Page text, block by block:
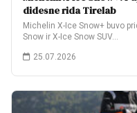
didesne rida Tirelab
Michelin X-Ice Snow+ buvo
Snow ir X-Ice Snow SUV…
25.07.2026